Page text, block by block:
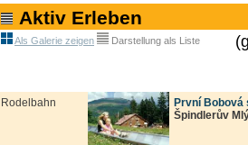
Aktiv Erleben
Als Galerie zeigen Darstellung als Liste
Rodelbahn
První Bobová
Špindlerův